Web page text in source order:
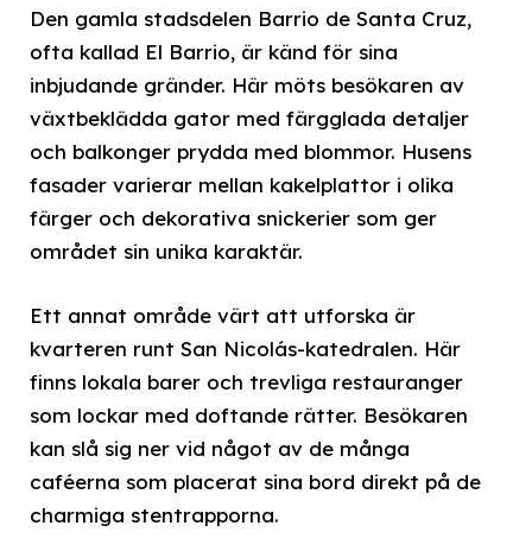
Den gamla stadsdelen Barrio de Santa Cruz,
ofta kallad El Barrio, är känd för sina
inbjudande gränder. Här möts besökaren av
växtbeklädda gator med färgglada detaljer
och balkonger prydda med blommor. Husens
fasader varierar mellan kakelplattor i olika
färger och dekorativa snickerier som ger
området sin unika karaktär.
Ett annat område värt att utforska är
kvarteren runt San Nicolás-katedralen. Här
finns lokala barer och trevliga restauranger
som lockar med doftande rätter. Besökaren
kan slå sig ner vid något av de många
caféerna som placerat sina bord direkt på de
charmiga stentrapporna.